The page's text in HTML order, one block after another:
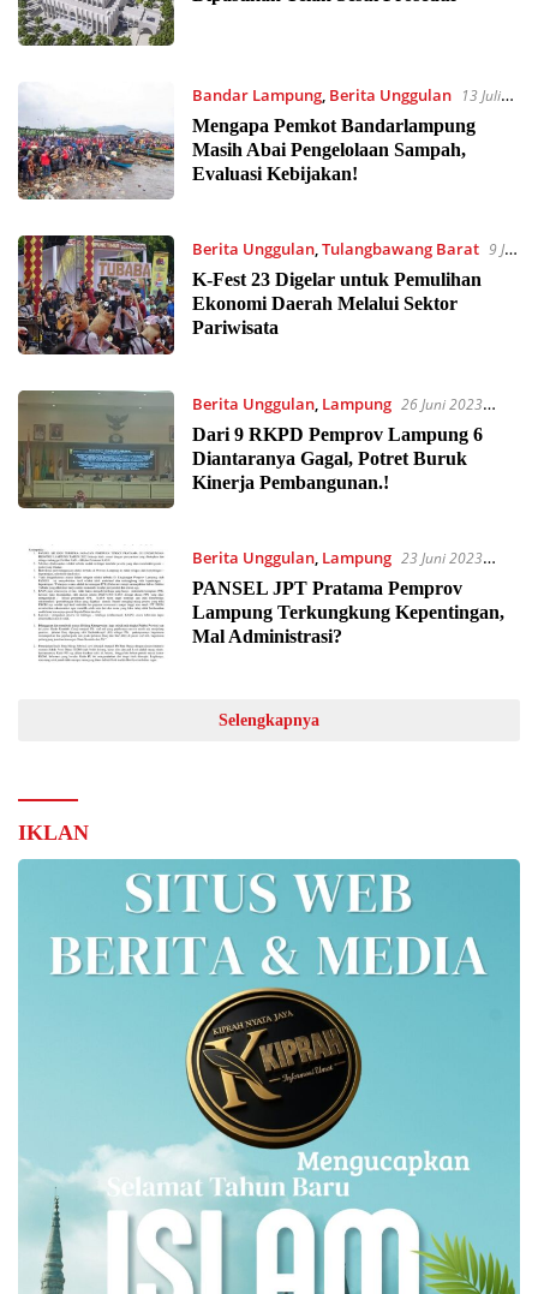
Bandar Lampung, Berita Unggulan
13 Juli
2023 07:40
Mengapa Pemkot Bandarlampung
Masih Abai Pengelolaan Sampah,
Evaluasi Kebijakan!
Berita Unggulan,Tulangbawang Barat 9 Juli
2023 11:39
K-Fest 23 Digelar untuk Pemulihan
Ekonomi Daerah Melalui Sektor
Pariwisata
Berita Unggulan, Lampung 26 Juni 2023
20:03
Dari 9 RKPD Pemprov Lampung 6
Diantaranya Gagal, Potret Buruk
Kinerja Pembangunan.!
Berita Unggulan, Lampung 23 Juni 2023
09:20
PANSEL JPT Pratama Pemprov
Lampung Terkungkung Kepentingan,
Mal Administrasi?
Selengkapnya
IKLAN